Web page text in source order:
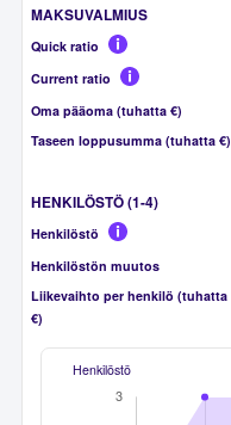
MAKSUVALMIUS
Quick ratio
Current ratio
Oma pääoma (tuhatta €)
Taseen loppusumma (tuhatta €)
HENKILÖSTÖ (1-4)
Henkilöstö
Henkilöstön muutos
Liikevaihto per henkilö (tuhatta
€)
Henkilöstö